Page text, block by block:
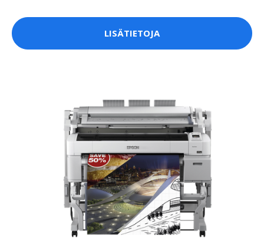
LISÄTIETOJA